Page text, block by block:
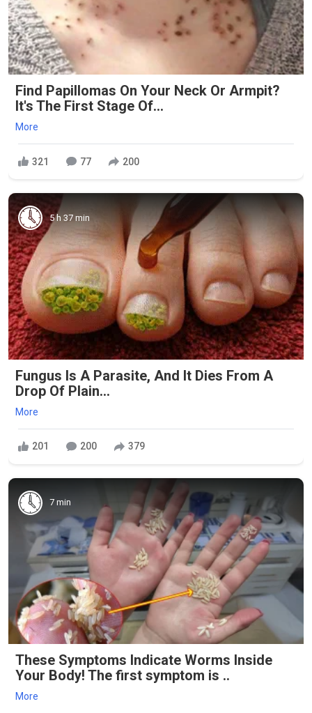
Find Papillomas On Your Neck Or Armpit?
It's The First Stage Of...
More
321 77 200
5 h 37 min
Fungus Is A Parasite, And It Dies From A
Drop Of Plain...
More
201 200 379
7 min
These Symptoms Indicate Worms Inside
Your Body! The first symptom is ..
More